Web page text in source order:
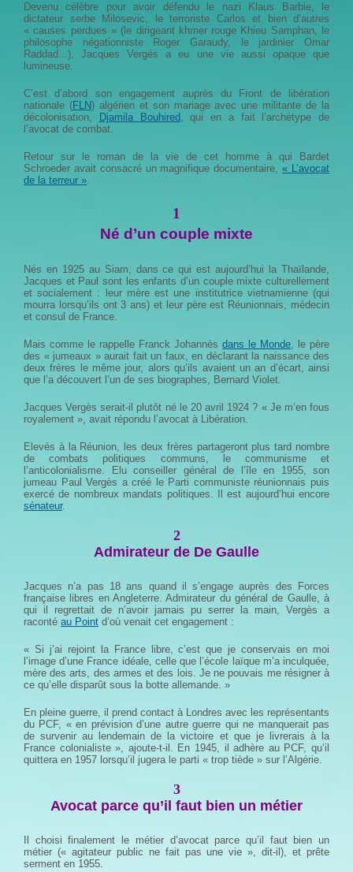
Devenu célèbre pour avoir défendu le nazi Klaus Barbie, le
dictateur serbe Milosevic, le terroriste Carlos et bien d’autres
« causes perdues » (le dirigeant khmer rouge Khieu Samphan, le
philosophe négationniste Roger Garaudy, le jardinier Omar
Raddad...), Jacques Vergès a eu une vie aussi opaque que
lumineuse.
C’est d’abord son engagement auprès du Front de libération
nationale (FLN) algérien et son mariage avec une militante de la
décolonisation,
Djamila Bouhired , qui en a fait l’archétype de
l’avocat de combat.
Retour sur le roman de la vie de cet homme à qui Bardet
Schroeder avait consacré un magnifique documentaire,« L’avocat
de la terreur ».
1
Né d’un couple mixte
Nés en 1925 au Siam, dans ce qui est aujourd’hui la Thaïlande,
Jacques et Paul sont les enfants d’un couple mixte culturellement
et socialement : leur mère est une institutrice vietnamienne (qui
mourra lorsqu’ils ont 3 ans) et leur père est Réunionnais, médecin
et consul de France.
Mais comme le rappelle Franck Johannès dans le Monde, le père
des « jumeaux » aurait fait un faux, en déclarant la naissance des
deux frères le même jour, alors qu’ils avaient un an d’écart, ainsi
que l’a découvert l’un de ses biographes, Bernard Violet.
Jacques Vergès serait-il plutôt né le 20 avril 1924 ? « Je m’en fous
royalement », avait répondu l’avocat à Libération.
Elevés à la Réunion, les deux frères partageront plus tard nombre
de combats politiques communs, le communisme et
l’anticolonialisme. Elu conseiller général de l’île en 1955, son
jumeau Paul Vergès a créé le Parti communiste réunionnais puis
exercé de nombreux mandats politiques. Il est aujourd’hui encore
sénateur.
2
Admirateur de De Gaulle
Jacques n’a pas 18 ans quand il s’engage auprès des Forces
française libres en Angleterre. Admirateur du général de Gaulle, à
qui il regrettait de n’avoir jamais pu serrer la main, Vergès a
raconté au Point d’où venait cet engagement :
« Si j’ai rejoint la France libre, c’est que je conservais en moi
l’image d’une France idéale, celle que l’école laïque m’a inculquée,
mère des arts, des armes et des lois. Je ne pouvais me résigner à
ce qu’elle disparût sous la botte allemande. »
En pleine guerre, il prend contact à Londres avec les représentants
du PCF, « en prévision d’une autre guerre qui ne manquerait pas
de survenir au lendemain de la victoire et que je livrerais à la
France colonialiste », ajoute-t-il. En 1945, il adhère au PCF, qu’il
quittera en 1957 lorsqu’il jugera le parti « trop tiède » sur l’Algérie.
3
Avocat parce qu’il faut bien un métier
Il choisi finalement le métier d’avocat parce qu’il faut bien un
métier (« agitateur public ne fait pas une vie », dit-il), et prête
serment en 1955.